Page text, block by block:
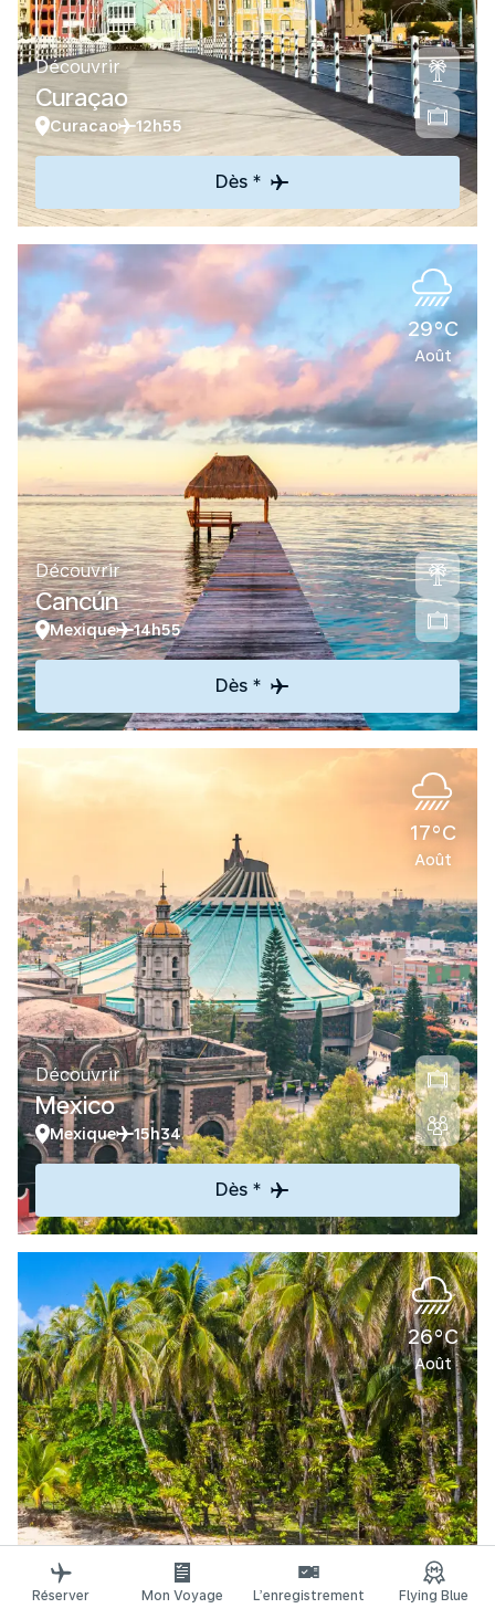
Découvrir
Curaçao
Curacao 12h55
Dès *
29°C
Août
Découvrir
Cancún
Mexique 14h55
Dès *
17°C
Août
Découvrir
Mexico
Mexique 15h34
Dès *
26°C
Août
Découvrir
Panama
Réserver Mon Voyage L’enregistrement Flying Blue